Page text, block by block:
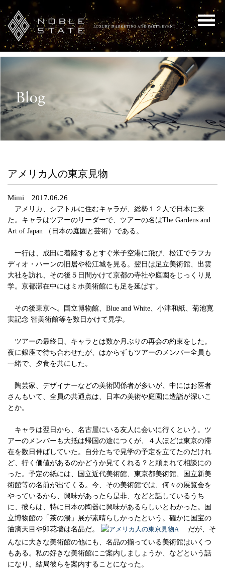
アメリカ人の東京見物
Mimi 2017.06.26
アメリカ、シアトルに住むキャラが、総勢１２人で日本に来
た。キャラはツアーのリーダーで、ツアーの名はThe Gardens and
Art of Japan （日本の庭園と芸術）である。
一行は、成田に着陸するとすぐ米子空港に飛び、松江でラフカ
ディオ・ハーンの旧居や松江城を見る。翌日は足立美術館、出雲
大社を訪れ、その後５日間かけて京都の寺社や庭園をじっくり見
学。京都滞在中にはミホ美術館にも足を延ばす。
その後東京へ。国立博物館、Blue and White、小津和紙、菊池寛
実記念 智美術館等を数日かけて見学。
ツアーの最終日、キャラとは数か月ぶりの再会の約束をした。
夜に銀座で待ち合わせたが、はからずもツアーのメンバー全員も
一緒で、夕食を共にした。
陶芸家、デザイナーなどの美術関係者が多いが、中にはお医者
さんもいて、全員の共通点は、日本の美術や庭園に造詣が深いこ
とか。
キャラは翌日から、名古屋にいる友人に会いに行くという。ツ
アーのメンバーも大抵は帰国の途につくが、４人ほどは東京の滞
在を数日伸ばしていた。自分たちで見学の予定を立てたのだけれ
ど、行く価値があるのかどうか見てくれる？と頼まれて相談にの
った。予定の紙には、国立近代美術館、東京都美術館、国立新美
術館等の名前が出てくる。今、その美術館では、何々の展覧会を
やっているから、興味があったら是非、などと話しているうち
に、彼らは、特に日本の陶器に興味があるらしいとわかった。国
立博物館の「茶の湯」展が素晴らしかったという。確かに国宝の
油滴天目や卯花墻は名品だ。
だが、そ
んなに大きな美術館の他にも、名品の揃っている美術館はいくつ
もある。私の好きな美術館にご案内しましょうか、などという話
になり、結局彼らを案内することになった。